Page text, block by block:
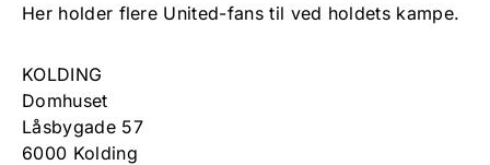
Her holder flere United-fans til ved holdets kampe.
KOLDING
Domhuset
Låsbygade 57
6000 Kolding